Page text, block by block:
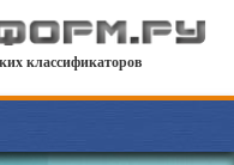
классификаторов